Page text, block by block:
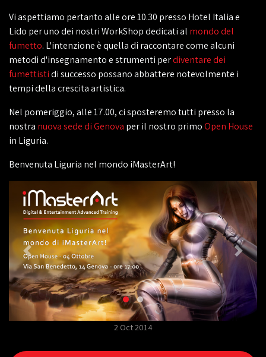
Vi aspettiamo pertanto alle ore 10.30 presso Hotel Italia e
Lido per uno dei nostri WorkShop dedicati al mondo del
fumetto. L'intenzione è quella di raccontare come alcuni
metodi d'insegnamento e strumenti perdiventare dei
fumettistidi successo possano abbattere notevolmente i
tempi della crescita artistica.
Nel pomeriggio, alle 17.00, ci sposteremo tutti presso la
nostra nuova sede di Genova per il nostro primoOpen House
in Liguria.
Benvenuta Liguria nel mondo iMasterArt!
2 Oct 2014